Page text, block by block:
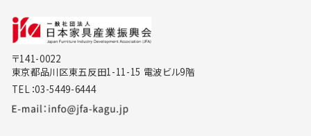
〒141-0022
東京都品川区東五反田1-11-15 電波ビル9階
TEL：03-5449-6444